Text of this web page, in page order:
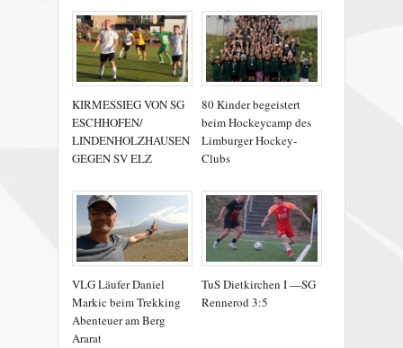
KIRMESSIEG VON SG
ESCHHOFEN/
LINDENHOLZHAUSEN
GEGEN SV ELZ
80 Kinder begeistert
beim Hockeycamp des
Limburger Hockey-
Clubs
VLG Läufer Daniel
Markic beim Trekking
Abenteuer am Berg
Ararat
TuS Dietkirchen I —SG
Rennerod 3:5